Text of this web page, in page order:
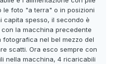
le foto "a terra" o in posizioni
spesso, il secondo è
la macchina precedente
nel bel mezzo del
scatti. Ora esco sempre con
nella macchina, 4 ricaricabili